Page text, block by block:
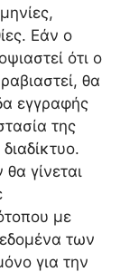
Εάν ο
ότι ο
θα
εγγραφής
της
γίνεται
με
των
για την